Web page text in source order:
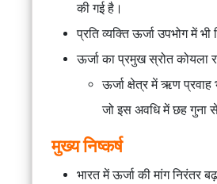
की गई है।
प्रति व्यक्ति ऊर्जा उपभोग में
ऊर्जा का प्रमुख स्रोत कोयला
ऊर्जा क्षेत्र में ऋण
जो इस अवधि में छह गुना
मुख्य निष्कर्ष
भारत में ऊर्जा की मांग निरंतर